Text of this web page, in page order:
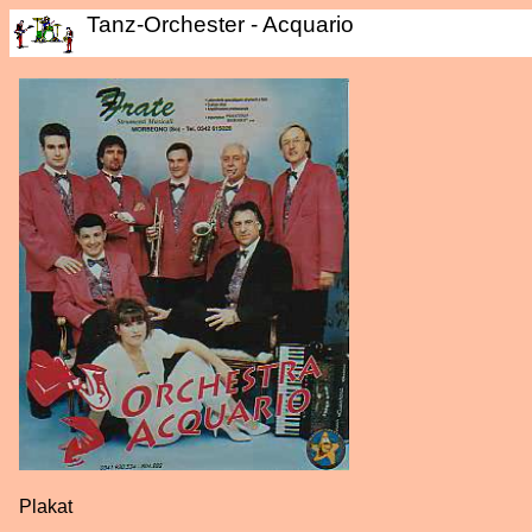
Tanz-Orchester - Acquario
Plakat